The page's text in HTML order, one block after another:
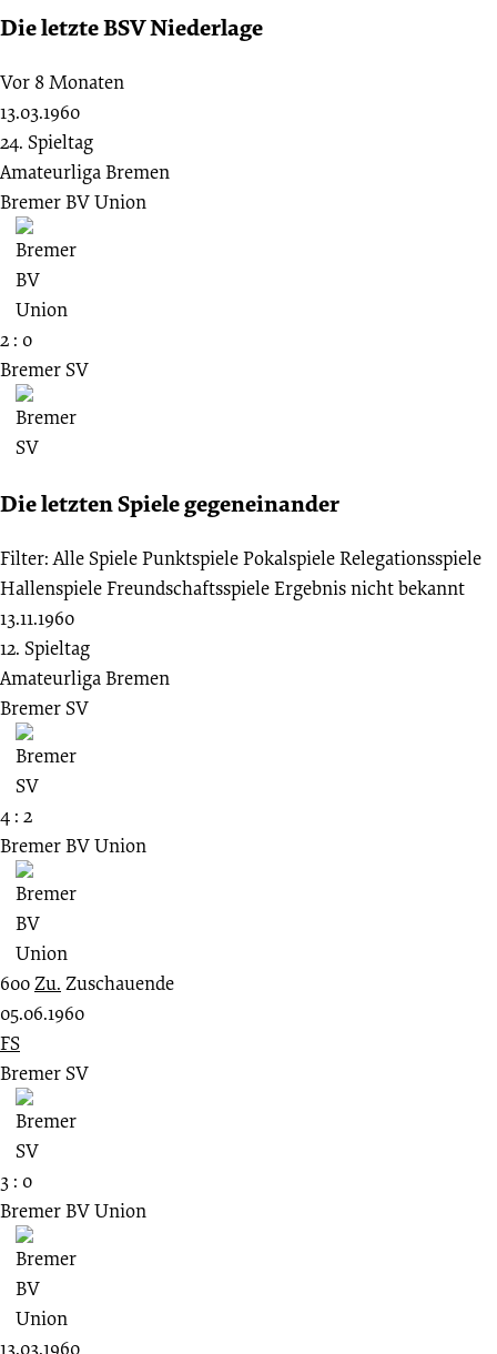
Die letzte BSV Niederlage
Vor 8 Monaten
13.03.1960
24. Spieltag
Amateurliga Bremen
Bremer BV Union
2 : 0
Bremer SV
Die letzten Spiele gegeneinander
Filter: Alle SpielePunktspielePokalspieleRelegationsspiele
HallenspieleFreundschaftsspieleErgebnis nicht bekannt
13.11.1960
12. Spieltag
Amateurliga Bremen
Bremer SV
4 : 2
Bremer BV Union
600Zu. Zuschauende
05.06.1960
FS
Bremer SV
3 : 0
Bremer BV Union
13.03.1960